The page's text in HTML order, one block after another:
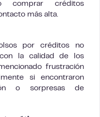
comprar créditos
más alta.
por créditos no
la calidad de los
frustración
si encontraron
o sorpresas de